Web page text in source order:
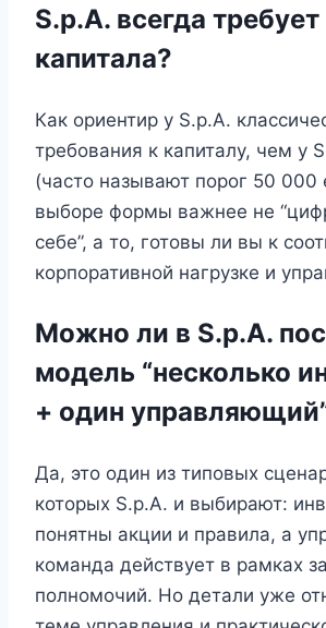
S.p.A. всегда
капитала?
Как ориентир у S.p.A.
требования к капиталу, чем у
(часто называют порог 50 000
выборе формы важнее не
себе”, а то, готовы ли вы к
корпоративной нагрузке и
Можно ли в S.p.A.
модель “несколько
+ один
Да, это один из типовых
которых S.p.A. и выбирают:
понятны акции и правила, а
команда действует в рамках
полномочий. Но детали уже